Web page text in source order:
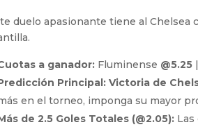
duelo apasionante tiene al
a ganador: Fluminense @5.25
Principal: Victoria de
en el torneo, imponga su mayor
de 2.5 Goles Totales (@2.05):